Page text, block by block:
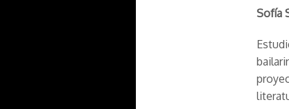
Sofía